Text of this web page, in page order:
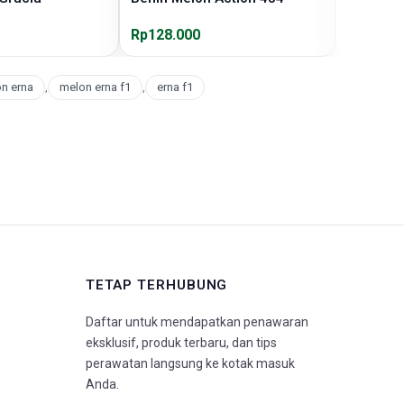
Rp128.000
erna , melon erna f1 , erna f1
TETAP TERHUBUNG
Daftar untuk mendapatkan penawaran
eksklusif, produk terbaru, dan tips
perawatan langsung ke kotak masuk
Anda.